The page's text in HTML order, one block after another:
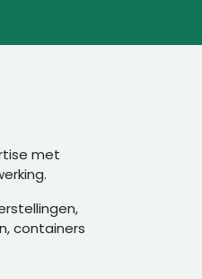
met
containers